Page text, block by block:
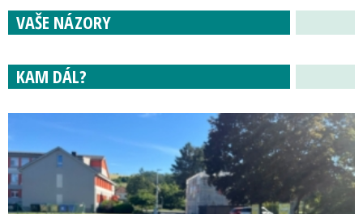
VAŠE NÁZORY
KAM DÁL?